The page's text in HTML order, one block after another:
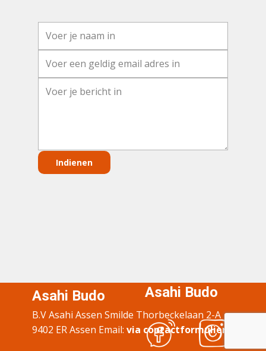
Indienen
Asahi Budo Asahi Budo
B.V Asahi Assen Smilde Thorbeckelaan 2-A
9402 ER Assen Email: via contactformulier